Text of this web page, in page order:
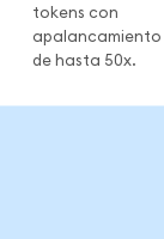
tokens con
apalancamiento
de hasta 50x.